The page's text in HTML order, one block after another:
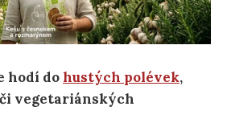
hodí dohustých polévek,
či vegetariánských